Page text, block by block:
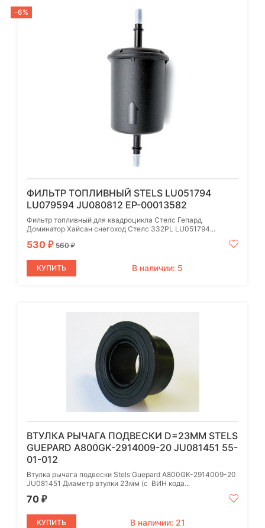
-6%
ФИЛЬТР ТОПЛИВНЫЙ STELS LU051794
LU079594 JU080812 EP-00013582
Фильтр топливный для квадроцикла Стелс Гепард
Доминатор Хайсан снегоход Стелс 332PL LU051794...
530 ₽ 560₽
КУПИТЬ В наличии: 5
ВТУЛКА РЫЧАГА ПОДВЕСКИ D=23MM STELS
GUEPARD A800GK-2914009-20 JU081451 55-
01-012
Втулка рычага подвески Stels Guepard A800GK-2914009-20
JU081451 Диаметр втулки 23мм (с ВИН кода...
70 ₽
КУПИТЬ В наличии: 21